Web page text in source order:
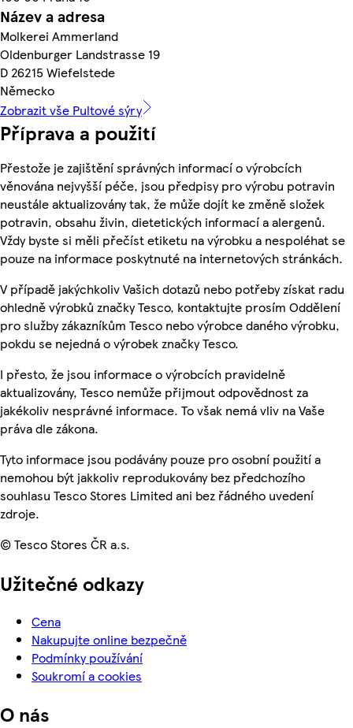
Název a adresa
Molkerei Ammerland
Oldenburger Landstrasse 19
D 26215 Wiefelstede
Německo
Zobrazit vše Pultové sýry
Příprava a použití
Přestože je zajištění správných informací o výrobcích
věnována nejvyšší péče, jsou předpisy pro výrobu potravin
neustále aktualizovány tak, že může dojít ke změně složek
potravin, obsahu živin, dietetických informací a alergenů.
Vždy byste si měli přečíst etiketu na výrobku a nespoléhat se
pouze na informace poskytnuté na internetových stránkách.
V případě jakýchkoliv Vašich dotazů nebo potřeby získat radu
ohledně výrobků značky Tesco, kontaktujte prosím Oddělení
pro služby zákazníkům Tesco nebo výrobce daného výrobku,
pokdu se nejedná o výrobek značky Tesco.
I přesto, že jsou informace o výrobcích pravidelně
aktualizovány, Tesco nemůže přijmout odpovědnost za
jakékoliv nesprávné informace. To však nemá vliv na Vaše
práva dle zákona.
Tyto informace jsou podávány pouze pro osobní použití a
nemohou být jakkoliv reprodukovány bez předchozího
souhlasu Tesco Stores Limited ani bez řádného uvedení
zdroje.
© Tesco Stores ČR a.s.
Užitečné odkazy
Cena
Nakupujte online bezpečně
Podmínky používání
Soukromí a cookies
O nás